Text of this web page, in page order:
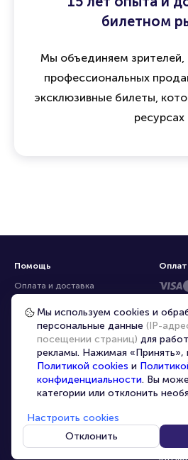
билетном
Мы объединяем зрителей,
профессиональных
эксклюзивные билеты,
ресурсах
Помощь
Оплата и доставка
Частые вопросы
Перепродажа билетов
Организаторам
Корпоративным клиентам
VIP-билеты
Персональные данные
О компании
8-
8-
Мы используем cookies и
персональные данные (IP-
посещении страниц) для
рекламы. Нажимая «Принять»,
Политикой cookies и
конфиденциальности. Вы
категории или отклонить
Настроить cookies
Отклонить